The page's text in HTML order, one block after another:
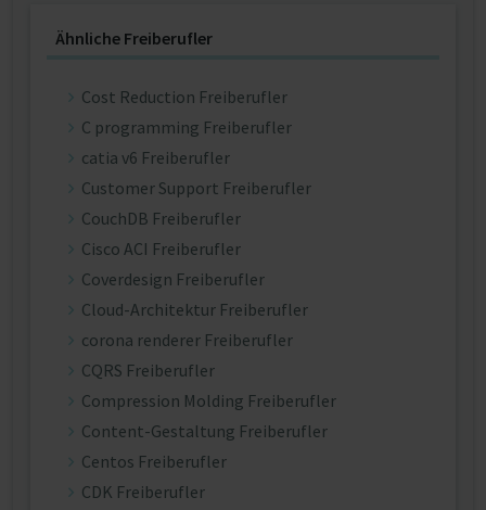
Ähnliche Freiberufler
Cost Reduction Freiberufler
C programming Freiberufler
catia v6 Freiberufler
Customer Support Freiberufler
CouchDB Freiberufler
Cisco ACI Freiberufler
Coverdesign Freiberufler
Cloud-Architektur Freiberufler
corona renderer Freiberufler
CQRS Freiberufler
Compression Molding Freiberufler
Content-Gestaltung Freiberufler
Centos Freiberufler
CDK Freiberufler